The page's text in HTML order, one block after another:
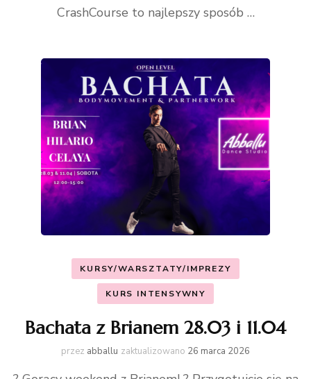
CrashCourse to najlepszy sposób …
KURSY/WARSZTATY/IMPREZY
KURS INTENSYWNY
Bachata z Brianem 28.03 i 11.04
przez abballu zaktualizowano 26 marca 2026